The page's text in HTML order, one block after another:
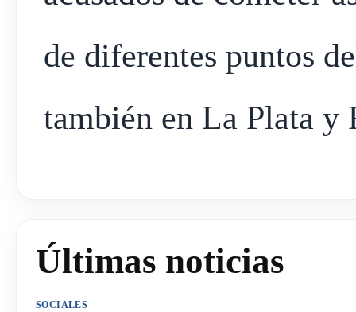
de diferentes puntos
también en La Plata y
Últimas noticias
SOCIALES